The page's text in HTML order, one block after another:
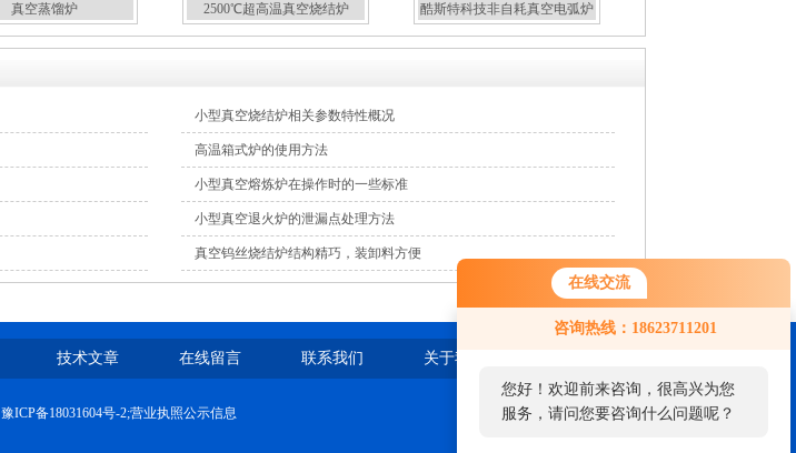
在线交流
咨询热线：18623711201
您好！欢迎前来咨询，很高兴为您
服务，请问您要咨询什么问题呢？
真空蒸馏炉 2500℃超高温真空烧结炉 酷斯特科技非自耗真空电弧炉
小型真空烧结炉相关参数特性概况
高温箱式炉的使用方法
小型真空熔炼炉在操作时的一些标准
小型真空退火炉的泄漏点处理方法
真空钨丝烧结炉结构精巧，装卸料方便
技术文章 在线留言 联系我们 关于我们
豫ICP备18031604号-2;营业执照公示信息